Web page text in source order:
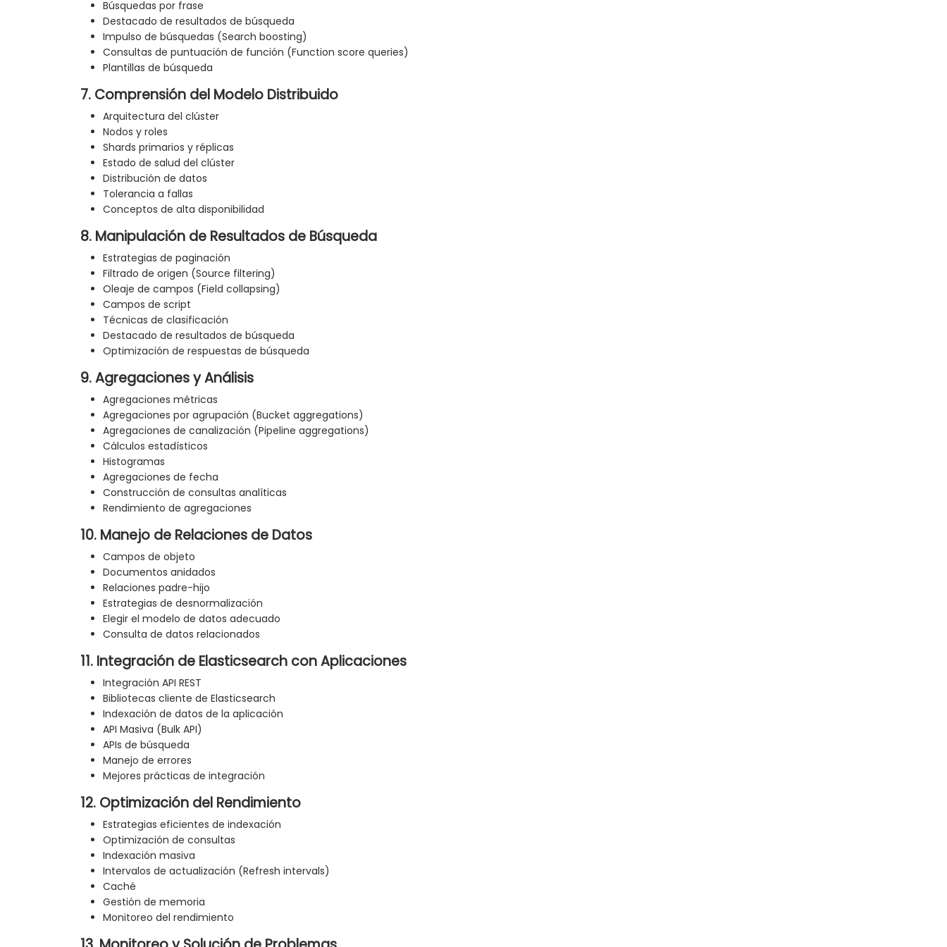
Búsquedas por frase
Destacado de resultados de búsqueda
Impulso de búsquedas (Search boosting)
Consultas de puntuación de función (Function score queries)
Plantillas de búsqueda
7. Comprensión del Modelo Distribuido
Arquitectura del clúster
Nodos y roles
Shards primarios y réplicas
Estado de salud del clúster
Distribución de datos
Tolerancia a fallas
Conceptos de alta disponibilidad
8. Manipulación de Resultados de Búsqueda
Estrategias de paginación
Filtrado de origen (Source filtering)
Oleaje de campos (Field collapsing)
Campos de script
Técnicas de clasificación
Destacado de resultados de búsqueda
Optimización de respuestas de búsqueda
9. Agregaciones y Análisis
Agregaciones métricas
Agregaciones por agrupación (Bucket aggregations)
Agregaciones de canalización (Pipeline aggregations)
Cálculos estadísticos
Histogramas
Agregaciones de fecha
Construcción de consultas analíticas
Rendimiento de agregaciones
10. Manejo de Relaciones de Datos
Campos de objeto
Documentos anidados
Relaciones padre-hijo
Estrategias de desnormalización
Elegir el modelo de datos adecuado
Consulta de datos relacionados
11. Integración de Elasticsearch con Aplicaciones
Integración API REST
Bibliotecas cliente de Elasticsearch
Indexación de datos de la aplicación
API Masiva (Bulk API)
APIs de búsqueda
Manejo de errores
Mejores prácticas de integración
12. Optimización del Rendimiento
Estrategias eficientes de indexación
Optimización de consultas
Indexación masiva
Intervalos de actualización (Refresh intervals)
Caché
Gestión de memoria
Monitoreo del rendimiento